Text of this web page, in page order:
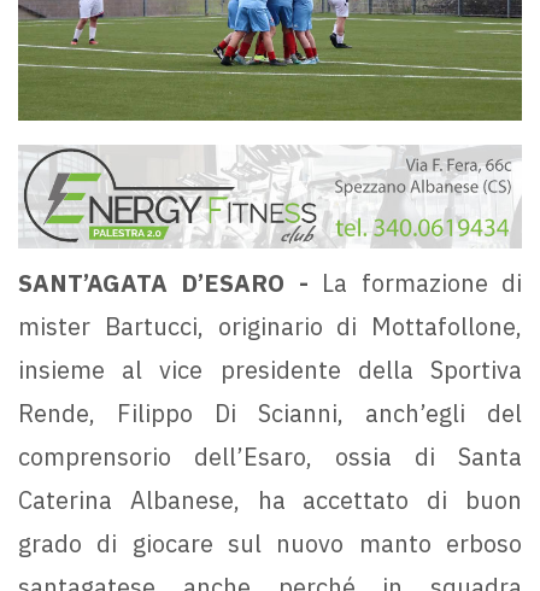
SANT’AGATA D’ESARO - La formazione di
mister Bartucci, originario di Mottafollone,
insieme al vice presidente della Sportiva
Rende, Filippo Di Scianni, anch’egli del
comprensorio dell’Esaro, ossia di Santa
Caterina Albanese, ha accettato di buon
grado di giocare sul nuovo manto erboso